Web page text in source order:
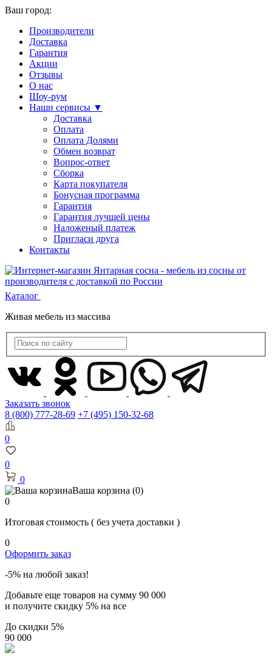
Ваш город:
Производители
Доставка
Гарантия
Акции
Отзывы
О нас
Шоу-рум
Наши сервисы ▼
Доставка
Оплата
Оплата Долями
Обмен возврат
Вопрос-ответ
Сборка
Карта покупателя
Бонусная программа
Гарантия
Гарантия лучшей цены
Наложеный платеж
Пригласи друга
Контакты
Каталог
Живая мебель из массива
Заказать звонок
8 (800) 777-28-69 +7 (495) 150-32-68
0
0
0
Ваша корзина (0)
0
Итоговая стоимость ( без учета доставки )
0
Оформить заказ
-5% на любой заказ!
Добавьте еще товаров на сумму 90 000
и получите скидку 5% на все
До скидки 5%
90 000